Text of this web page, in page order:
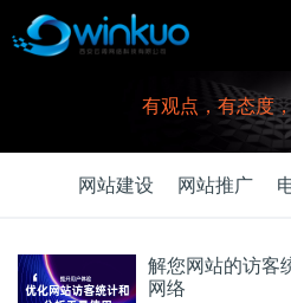
有观点，有态度
网站建设 网站推广
解您网站的访客
网络